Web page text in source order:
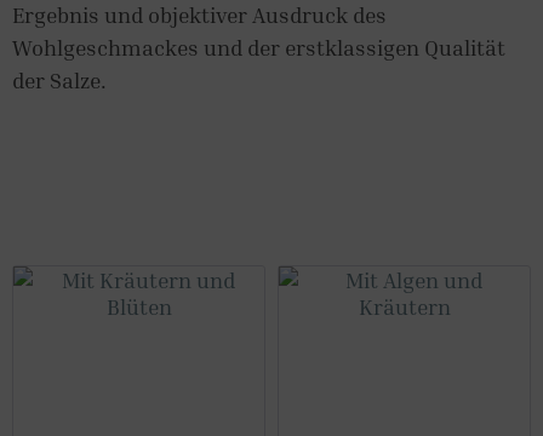
Ergebnis und objektiver Ausdruck des
Wohlgeschmackes und der erstklassigen Qualität
der Salze.